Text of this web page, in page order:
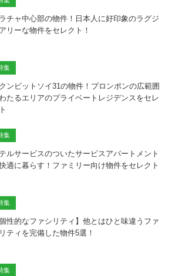
チャ中心部の物件！日本人に好印象のラグジ
リーな物件をセレクト！
集
ンビットソイ31の物件！プロンポンの広範囲
たるエリアのプライベートレジデンスをセレ
集
ルサービスのついたサービスアパートメント
適に暮らす！ファミリー向け物件をセレクト
集
個性的なファシリティ】他とはひと味違うファ
ティを完備した物件5選！
集